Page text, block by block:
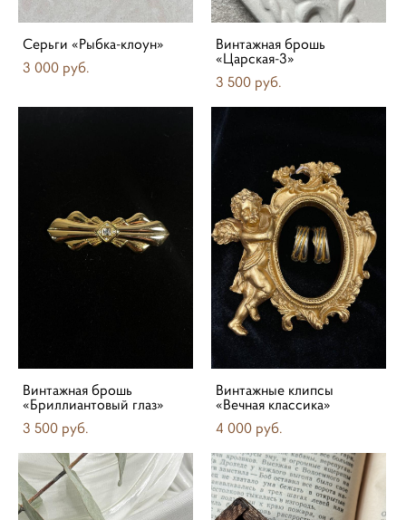
Серьги «Рыбка-клоун»
3 000 pуб.
Винтажная брошь
«Царская-3»
3 500 pуб.
Винтажная брошь
«Бриллиантовый глаз»
3 500 pуб.
Винтажные клипсы
«Вечная классика»
4 000 pуб.